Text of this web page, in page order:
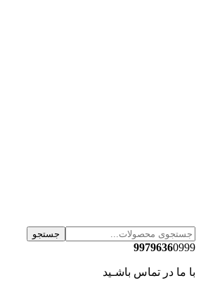
جستجو
99796360999
با ما در تماس باشـید